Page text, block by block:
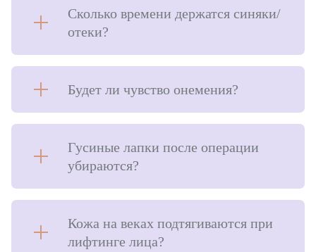
Сколько времени держатся синяки/
отеки?
Будет ли чувство онемения?
Гусиные лапки после операции
убираются?
Кожа на веках подтягиваются при
лифтинге лица?